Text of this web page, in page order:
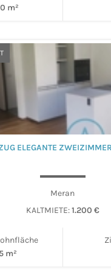
m²
ELEGANTE
Meran
KALTMIETE: 1.200 €
m²